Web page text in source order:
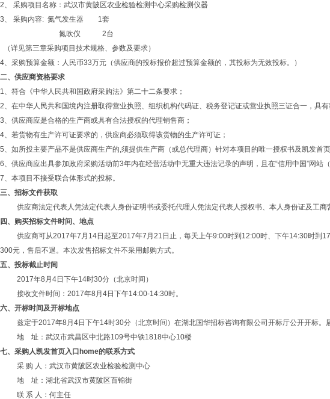
2、 采购项目名称： 武汉市黄陂区农业检验检测中心采购检测仪器
3、 采购内容: 氮气发生器 1套
氮吹仪 2台
（详见第三章采购项目技术规格、参数及要求）
4、采购预算金额：人民币33万元（供应商的投标报价超过预算金额的，其投标为无效投标。）
二、供应商资格要求
1、符合《中华人民共和国政府采购法》第二十二条要求；
2、在中华人民共和国境内注册取得营业执照、组织机构代码证、税务登记证或营业执照三证合一，具有
3、供应商应是合格的生产商或具有合法授权的代理销售商；
4、若货物有生产许可证要求的，供应商必须取得该货物的生产许可证；
5、如所投主要产品不是供应商生产的,须提供生产商（或总代理商）针对本项目的唯一授权书及凯发首
6、供应商应出具参加政府采购活动前3年内在经营活动中无重大违法记录的声明，且在“信用中国”网
7、本项目不接受联合体形式的投标。
三、招标文件获取
供应商法定代表人凭法定代表人身份证明书或委托代理人凭法定代表人授权书、本人身份证及工
四、购买招标文件时间 、地点
供应商可从2017年7月14日 起至2017年7月21日止，每天上午9:00时到 12:00时、下午14:30时到
300元，售后不退。本次发售招标文件不采用邮购方式。
五、 投标截止时间
2017年8月4日下午14时30分（北京时间）
接收文件时间： 2017年8月4日下午14:00-14:30时。
六、 开标时间及开标地点
兹定于2017年8月4日下午14时30分（北京时间）在湖北国华招标咨询有限公司开标厅公开开标。
地
址：武汉市武昌区中北路109号中铁1818中心10楼
七、采购人凯发首页入口home的联系方式
采 购 人：武汉市黄陂区农业检验检测中心
地
址：湖北省武汉市黄陂区百锦街
联 系 人：何主任